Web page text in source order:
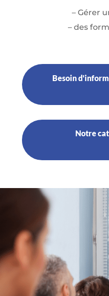
– Gérer
– des
Besoin
Notre